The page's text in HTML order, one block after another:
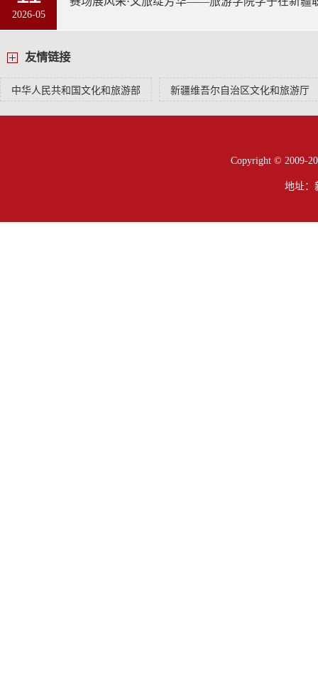
2026-05
友情链接
中华人民共和国文化和旅游部 新疆维吾尔自治区文化和旅游厅
Copyright © 2009-
地址：